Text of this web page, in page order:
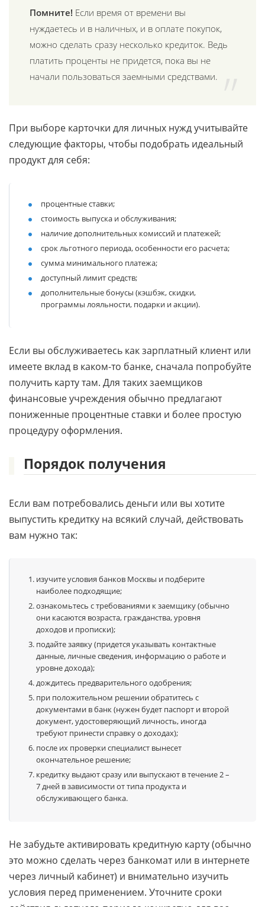
Помните! Если время от времени вы
нуждаетесь и в наличных, и в оплате покупок,
можно сделать сразу несколько кредиток. Ведь
платить проценты не придется, пока вы не
начали пользоваться заемными средствами.
При выборе карточки для личных нужд учитывайте
следующие факторы, чтобы подобрать идеальный
продукт для себя:
процентные ставки;
стоимость выпуска и обслуживания;
наличие дополнительных комиссий и платежей;
срок льготного периода, особенности его расчета;
сумма минимального платежа;
доступный лимит средств;
дополнительные бонусы (кэшбэк, скидки,
программы лояльности, подарки и акции).
Если вы обслуживаетесь как зарплатный клиент или
имеете вклад в каком-то банке, сначала попробуйте
получить карту там. Для таких заемщиков
финансовые учреждения обычно предлагают
пониженные процентные ставки и более простую
процедуру оформления.
Порядок получения
Если вам потребовались деньги или вы хотите
выпустить кредитку на всякий случай, действовать
вам нужно так:
изучите условия банков Москвы и подберите
наиболее подходящие;
ознакомьтесь с требованиями к заемщику (обычно
они касаются возраста, гражданства, уровня
доходов и прописки);
подайте заявку (придется указывать контактные
данные, личные сведения, информацию о работе и
уровне дохода);
дождитесь предварительного одобрения;
при положительном решении обратитесь с
документами в банк (нужен будет паспорт и второй
документ, удостоверяющий личность, иногда
требуют принести справку о доходах);
после их проверки специалист вынесет
окончательное решение;
кредитку выдают сразу или выпускают в течение 2 –
7 дней в зависимости от типа продукта и
обслуживающего банка.
Не забудьте активировать кредитную карту (обычно
это можно сделать через банкомат или в интернете
через личный кабинет) и внимательно изучить
условия перед применением. Уточните сроки